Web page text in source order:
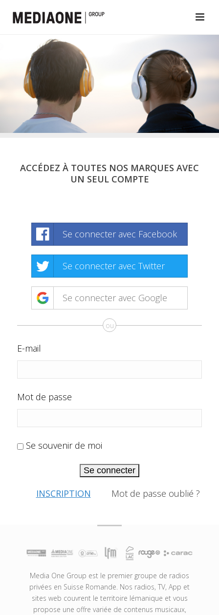
ACCÉDEZ À TOUTES NOS MARQUES AVEC
UN SEUL COMPTE
Se connecter avec Facebook
Se connecter avec Twitter
Se connecter avec Google
ou
E-mail
Mot de passe
Se souvenir de moi
Se connecter
INSCRIPTION Mot de passe oublié ?
Media One Group est le premier groupe de radios
privées en Suisse Romande. Nos radios, TV, App et
sites web couvrent le territoire lémanique et vous
propose une offre variée de contenus musicaux,